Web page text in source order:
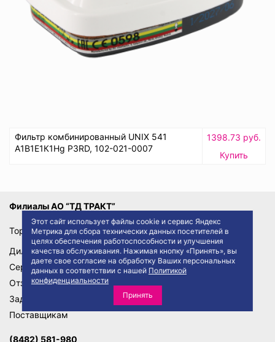
Этот сайт использует файлы cookie и сервис Яндекс
Метрика для сбора технических данных посетителей в
целях обеспечения работоспособности и улучшения
качества обслуживания. Нажимая кнопку «Принять», вы
даете свое согласие на обработку Ваших персональных
данных в соответствии с нашей Политикой
конфиденциальности
Принять
Фильтр комбинированный UNIX 541
A1B1E1К1Hg P3RD, 102-021-0007
1398.73 руб.
Купить
Филиалы АО “ТД ТРАКТ”
Торговые отделения
Дилеры и представители
Сервис и услуги
Отзывы
Задать вопрос
Поставщикам
(8482) 581-980